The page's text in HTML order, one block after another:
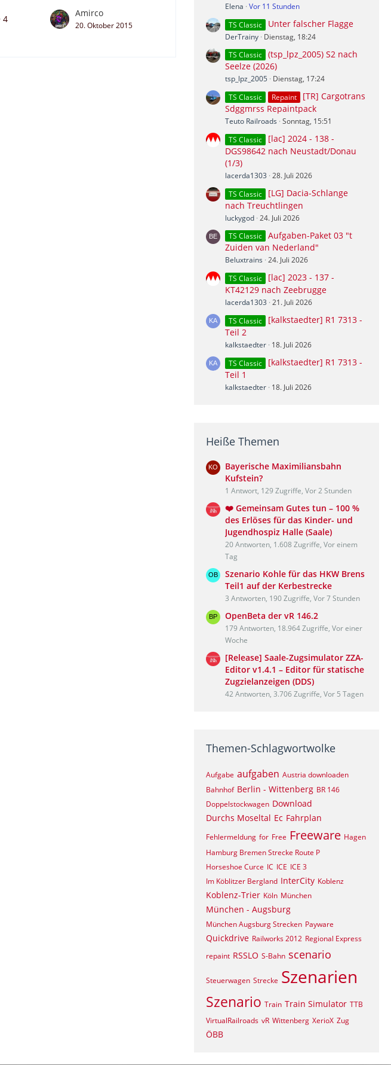
4
Amirco
20. Oktober 2015
Elena Vor 11 Stunden
TS Classic
Unter falscher Flagge
DerTrainy Dienstag, 18:24
TS Classic (tsp_lpz_2005) S2 nach
Seelze (2026)
tsp_lpz_2005
Dienstag, 17:24
TS Classic
Repaint
[TR] Cargotrans
Sdggmrss Repaintpack
Teuto Railroads Sonntag, 15:51
TS Classic
[lac] 2024 - 138 -
DGS98642 nach Neustadt/Donau
(1/3)
lacerda1303 28. Juli 2026
TS Classic
[LG] Dacia-Schlange
nach Treuchtlingen
luckygod 24. Juli 2026
TS Classic Aufgaben-Paket 03 "t
Zuiden van Nederland"
Beluxtrains 24. Juli 2026
TS Classic
[lac] 2023 - 137 -
KT42129 nach Zeebrugge
lacerda1303 21. Juli 2026
TS Classic
[kalkstaedter] R1 7313 -
Teil 2
kalkstaedter 18. Juli 2026
TS Classic
[kalkstaedter] R1 7313 -
Teil 1
kalkstaedter 18. Juli 2026
Heiße Themen
Bayerische Maximiliansbahn
Kufstein?
1 Antwort, 129 Zugriffe, Vor 2 Stunden
❤️ Gemeinsam Gutes tun – 100 %
des Erlöses für das Kinder- und
Jugendhospiz Halle (Saale)
20 Antworten, 1.608 Zugriffe, Vor einem
Tag
Szenario Kohle für das HKW Brens
Teil1 auf der Kerbestrecke
3 Antworten, 190 Zugriffe, Vor 7 Stunden
OpenBeta der vR 146.2
179 Antworten, 18.964 Zugriffe, Vor einer
Woche
[Release] Saale-Zugsimulator ZZA-
Editor v1.4.1 – Editor für statische
Zugzielanzeigen (DDS)
42 Antworten, 3.706 Zugriffe, Vor 5 Tagen
Themen-Schlagwortwolke
Aufgabe aufgaben Austria downloaden
Bahnhof Berlin - Wittenberg BR 146
Doppelstockwagen Download
Durchs Moseltal Ec Fahrplan
Fehlermeldung for Free Freeware Hagen
Hamburg Bremen Strecke Route P
Horseshoe Curce IC ICE ICE 3
Im Köblitzer Bergland InterCity Koblenz
Koblenz-Trier Köln München
München - Augsburg
München Augsburg Strecken Payware
Quickdrive Railworks 2012 Regional Express
repaint RSSLO S-Bahn scenario
Steuerwagen Strecke Szenarien
Szenario Train Train Simulator TTB
VirtualRailroads vR Wittenberg XerioX Zug
ÖBB